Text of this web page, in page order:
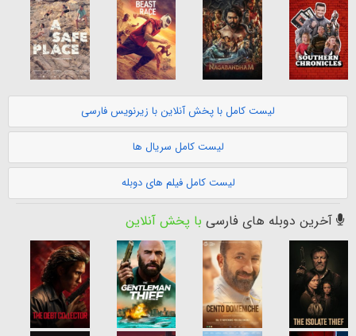
لیست کامل با پخش آنلاین با زیرنویس فارسی
لیست کامل سریال ها
لیست کامل فیلم های دوبله
آخرین دوبله های فارسی با پخش آنلاین